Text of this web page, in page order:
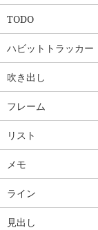
TODO
ハビットトラッカー
吹き出し
フレーム
リスト
メモ
ライン
見出し